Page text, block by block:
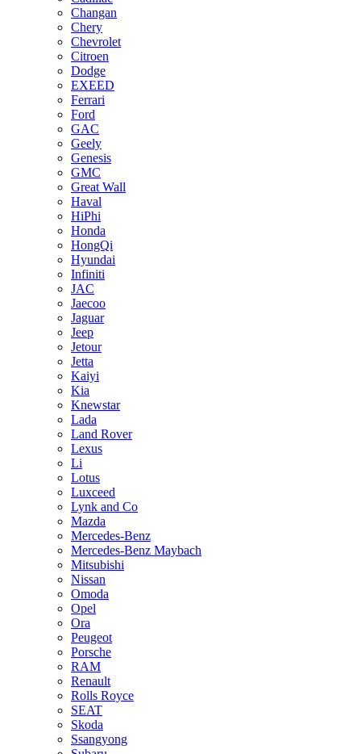
Changan
Chery
Chevrolet
Citroen
Dodge
EXEED
Ferrari
Ford
GAC
Geely
Genesis
GMC
Great Wall
Haval
HiPhi
Honda
HongQi
Hyundai
Infiniti
JAC
Jaecoo
Jaguar
Jeep
Jetour
Jetta
Kaiyi
Kia
Knewstar
Lada
Land Rover
Lexus
Li
Lotus
Luxceed
Lynk and Co
Mazda
Mercedes-Benz
Mercedes-Benz Maybach
Mitsubishi
Nissan
Omoda
Opel
Ora
Peugeot
Porsche
RAM
Renault
Rolls Royce
SEAT
Skoda
Ssangyong